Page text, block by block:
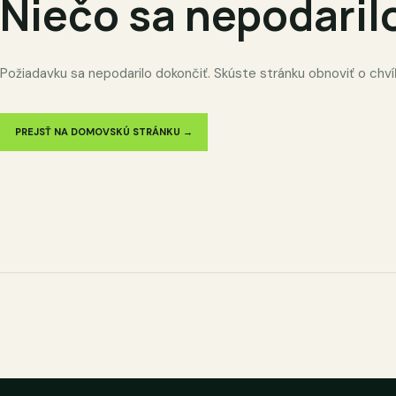
Niečo sa
Požiadavku sa nepodarilo dokončiť. Skúste stránku obnoviť o
PREJSŤ NA DOMOVSKÚ STRÁNKU →